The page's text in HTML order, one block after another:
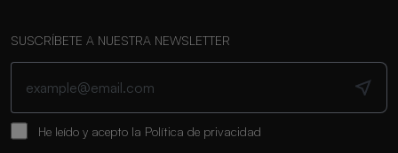
SUSCRÍBETE A NUESTRA NEWSLETTER
He leído y acepto la Política de privacidad